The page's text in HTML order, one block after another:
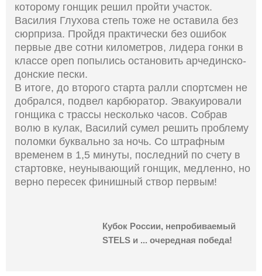
которому гонщик решил пройти участок.
Василия Глухова степь тоже не оставила без
сюрприза. Пройдя практически без ошибок
первые две сотни километров, лидера гонки в
классе open попылись остановить арчединско-
донские пески.
В итоге, до второго старта ралли спортсмен не
добрался, подвел карбюратор. Эвакуировали
гонщика с трассы несколько часов. Собрав
волю в кулак, Василий сумел решить проблему
поломки буквально за ночь. Со штрафным
временем в 1,5 минуты, последний по счету в
стартовке, неунывающий гонщик, медленно, но
верно пересек финишный створ первым!
Кубок России, непробиваемый
STELS и ... очередная победа!